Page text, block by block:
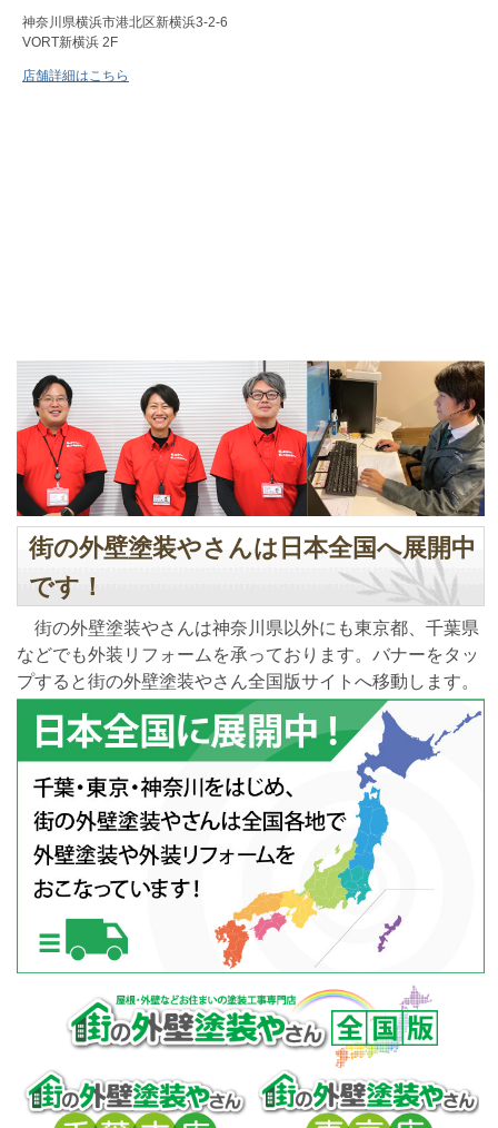
神奈川県横浜市港北区新横浜3-2-6
VORT新横浜 2F
店舗詳細はこちら
街の外壁塗装やさんは日本全国へ展開中
です！
街の外壁塗装やさんは神奈川県以外にも東京都、千葉県
などでも外装リフォームを承っております。バナーをタッ
プすると街の外壁塗装やさん全国版サイトへ移動します。